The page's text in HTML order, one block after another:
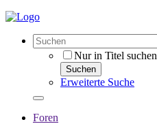
Nur in Titel suchen
Suchen
Erweiterte Suche
Foren